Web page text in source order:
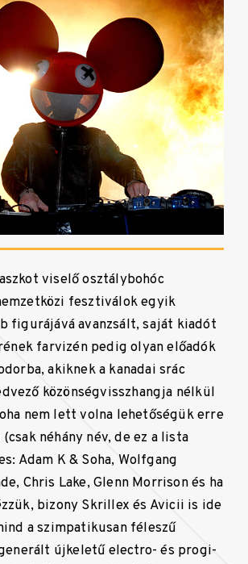
viselő osztálybohóc
fesztiválok egyik
figurájává avanzsált, saját kiadót
farvizén pedig olyan előadók
akiknek a kanadai srác
közönségvisszhangja nélkül
nem lett volna lehetőségük erre
néhány név, de ez a lista
Adam K & Soha, Wolfgang
Chris Lake, Glenn Morrison és ha
bizony Skrillex és Avicii is ide
a szimpatikusan féleszű
újkeletű electro- és progi-